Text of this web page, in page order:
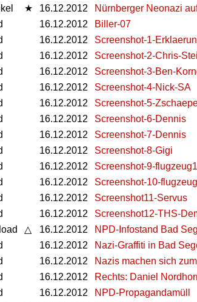
★ 16.12.2012
Nürnberger Neonazi
16.12.2012
Biller-07
16.12.2012
Screenshot-1-
16.12.2012
Screenshot-2-Chris-
16.12.2012
Screenshot-3-Ben-
16.12.2012
Screenshot-4-Nick-SA
16.12.2012
Screenshot-5-
16.12.2012
Screenshot-6-Dennis
16.12.2012
Screenshot-7-Dennis
16.12.2012
Screenshot-8-Gigi
16.12.2012
Screenshot-9-flugzeug1
16.12.2012
Screenshot-10-
16.12.2012
Screenshot11-Servus
16.12.2012
Screenshot12-THS-
△ 16.12.2012
NPD-Infostand Bad
16.12.2012
Nazi-Graffiti in Bad
16.12.2012
Nazis machen sich
16.12.2012
Rechts: Daniel
16.12.2012
NPD-Propagandamüll